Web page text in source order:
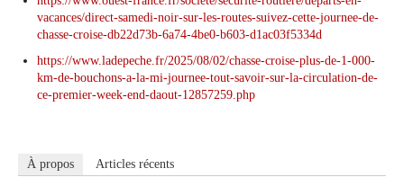
vacances/direct-samedi-noir-sur-les-routes-suivez-cette-journee-de-
chasse-croise-db22d73b-6a74-4be0-b603-d1ac03f5334d
https://www.ladepeche.fr/2025/08/02/chasse-croise-plus-de-1-000-
km-de-bouchons-a-la-mi-journee-tout-savoir-sur-la-circulation-de-
ce-premier-week-end-daout-12857259.php
À propos Articles récents